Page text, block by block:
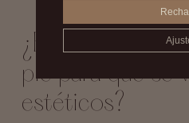
¿Es
pie para que se
estéticos?